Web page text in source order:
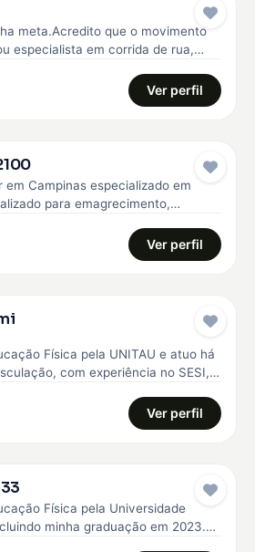
meta.Acredito que o movimento
especialista em corrida de rua,
Ver perfil
em Campinas especializado em
para emagrecimento,
Ver perfil
Física pela UNITAU e atuo há
com experiência no SESI,…
Ver perfil
Física pela Universidade
minha graduação em 2023.